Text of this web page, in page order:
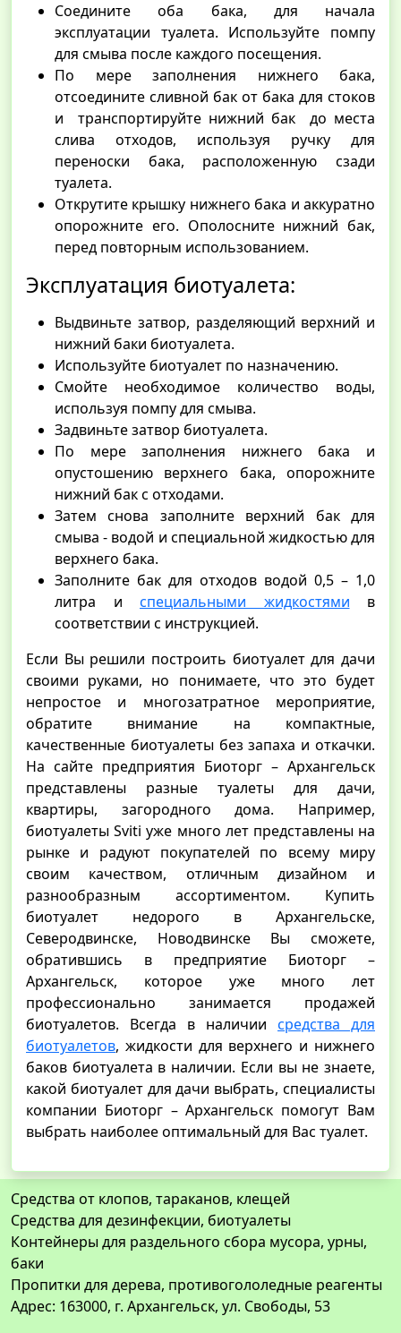
Соедините оба бака, для начала
эксплуатации туалета. Используйте помпу
для смыва после каждого посещения.
По мере заполнения нижнего бака,
отсоедините сливной бак от бака для стоков
и транспортируйте нижний бак до места
слива отходов, используя ручку для
переноски бака, расположенную сзади
туалета.
Открутите крышку нижнего бака и аккуратно
опорожните его. Ополосните нижний бак,
перед повторным использованием.
Эксплуатация биотуалета:
Выдвиньте затвор, разделяющий верхний и
нижний баки биотуалета.
Используйте биотуалет по назначению.
Смойте необходимое количество воды,
используя помпу для смыва.
Задвиньте затвор биотуалета.
По мере заполнения нижнего бака и
опустошению верхнего бака, опорожните
нижний бак с отходами.
Затем снова заполните верхний бак для
смыва - водой и специальной жидкостью для
верхнего бака.
Заполните бак для отходов водой 0,5 – 1,0
литра и специальными жидкостями в
соответствии с инструкцией.
Если Вы решили построить биотуалет для дачи
своими руками, но понимаете, что это будет
непростое и многозатратное мероприятие,
обратите внимание на компактные,
качественные биотуалеты без запаха и откачки.
На сайте предприятия Биоторг – Архангельск
представлены разные туалеты для дачи,
квартиры, загородного дома. Например,
биотуалеты Sviti уже много лет представлены на
рынке и радуют покупателей по всему миру
своим качеством, отличным дизайном и
разнообразным ассортиментом. Купить
биотуалет недорого в Архангельске,
Северодвинске, Новодвинске Вы сможете,
обратившись в предприятие Биоторг –
Архангельск, которое уже много лет
профессионально занимается продажей
биотуалетов. Всегда в наличии средства для
биотуалетов, жидкости для верхнего и нижнего
баков биотуалета в наличии. Если вы не знаете,
какой биотуалет для дачи выбрать, специалисты
компании Биоторг – Архангельск помогут Вам
выбрать наиболее оптимальный для Вас туалет.
Средства от клопов, тараканов, клещей
Средства для дезинфекции, биотуалеты
Контейнеры для раздельного сбора мусора, урны,
баки
Пропитки для дерева, противогололедные реагенты
Адрес: 163000, г. Архангельск, ул. Свободы, 53